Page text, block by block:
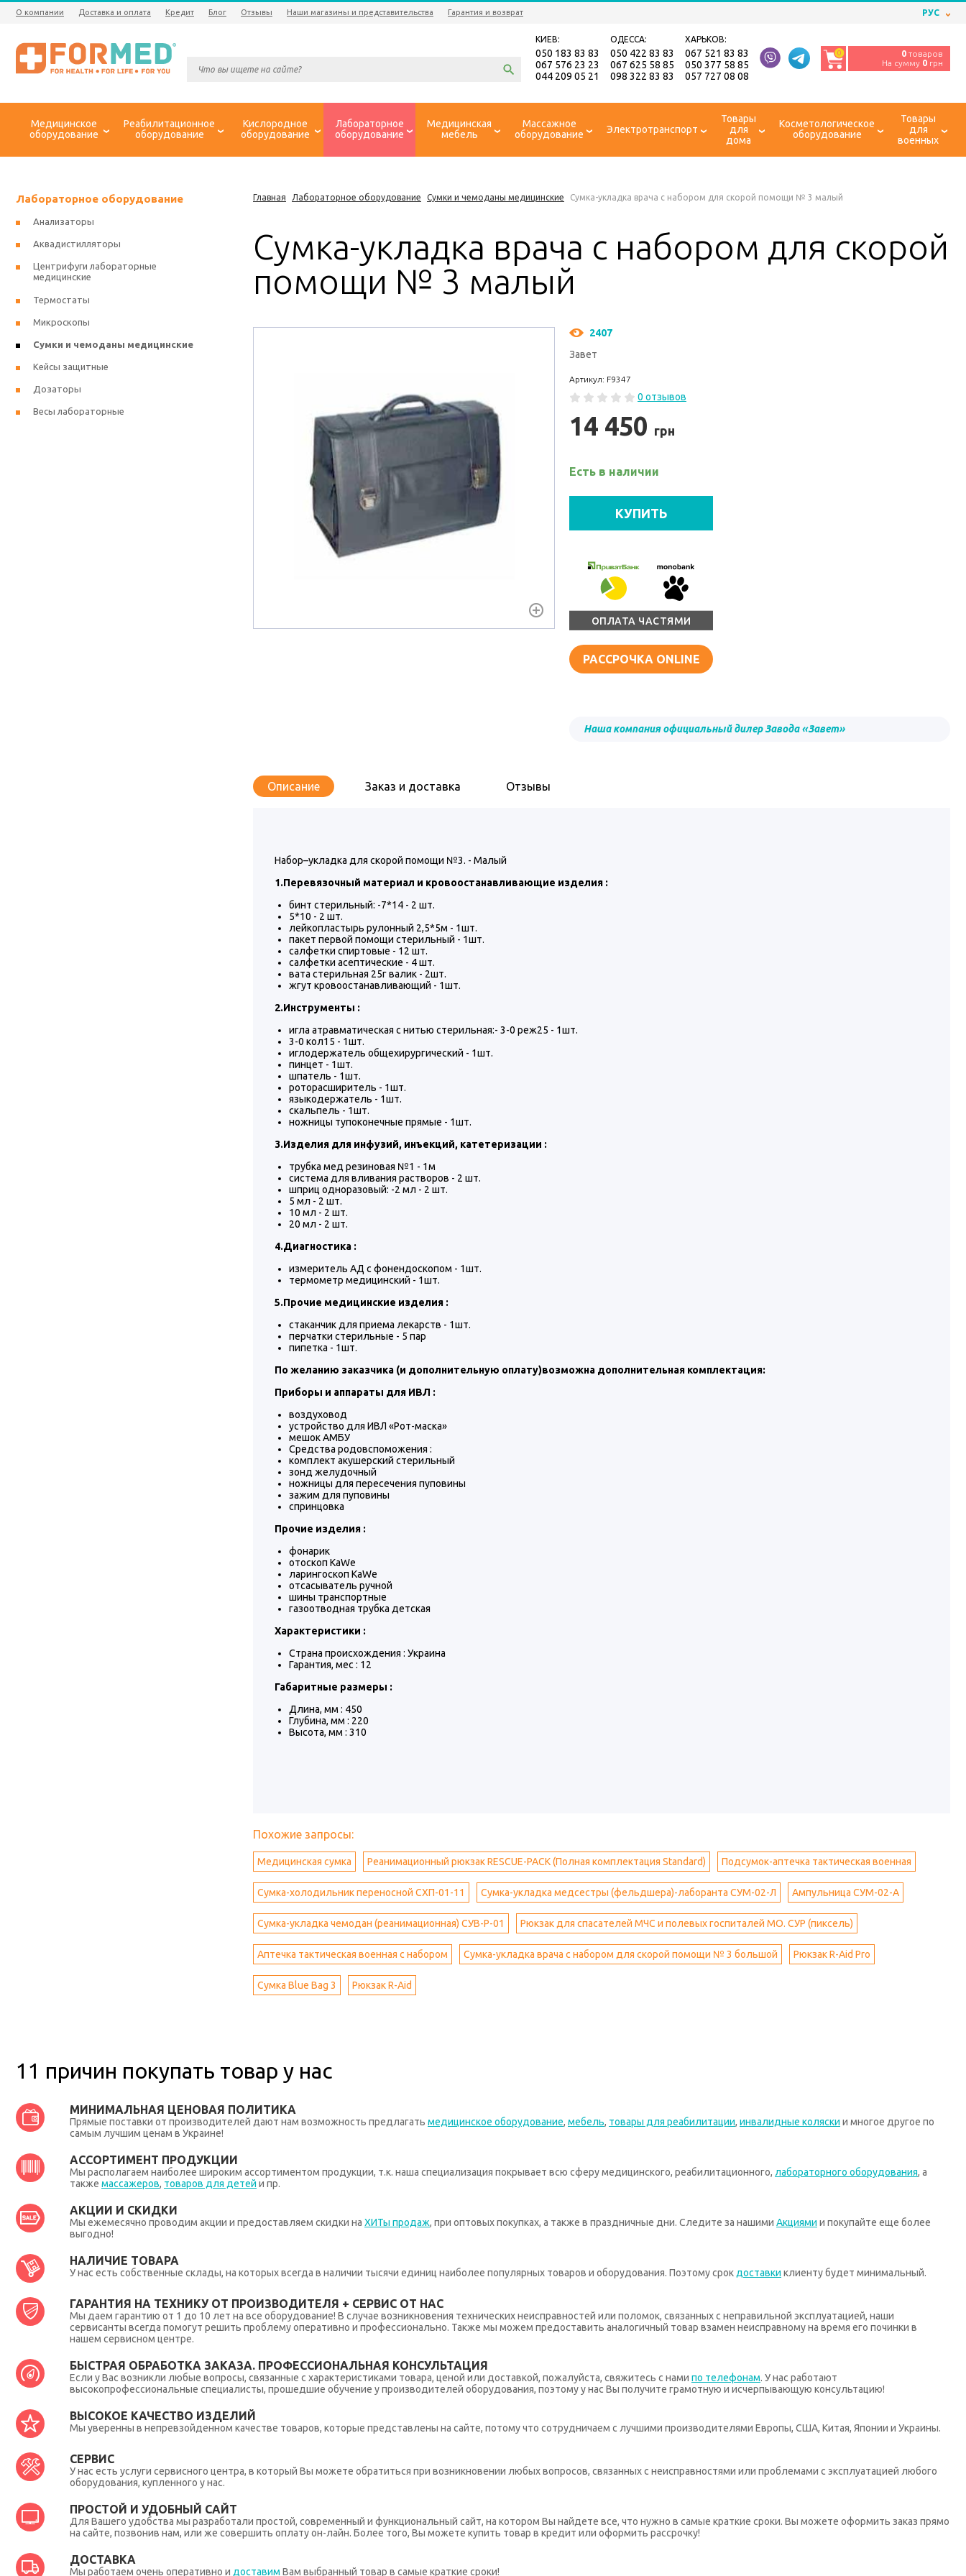
О компании Доставка и оплата Кредит Блог Отзывы Наши магазины и представительства Гарантия и возврат РУС
КИЕВ:
050 183 83 83
067 576 23 23
044 209 05 21
ОДЕССА:
050 422 83 83
067 625 58 85
098 322 83 83
ХАРЬКОВ:
067 521 83 83
050 377 58 85
057 727 08 08
0 0 товаров
На сумму 0 грн
Медицинское
оборудование
Реабилитационное
оборудование
Кислородное
оборудование
Лабораторное
оборудование
Медицинская
мебель
Массажное
оборудование
Электротранспорт
Товары
для
дома
Косметологическое
оборудование
Товары
для
военных
Главная Лабораторное оборудование Сумки и чемоданы медицинские Сумка-укладка врача с набором для скорой помощи № 3 малый
Сумка-укладка врача с набором для скорой
помощи № 3 малый
2407
Завет
Артикул: F9347
0 отзывов
14 450 грн
Есть в наличии
КУПИТЬ
ОПЛАТА ЧАСТЯМИ
РАССРОЧКА ONLINE
Наша компания официальный дилер Завода «Завет»
Описание Заказ и доставка Отзывы
Набор–укладка для скорой помощи №3. - Малый
1.Перевязочный материал и кровоостанавливающие изделия :
бинт стерильный: -7*14 - 2 шт.
5*10 - 2 шт.
лейкопластырь рулонный 2,5*5м - 1шт.
пакет первой помощи стерильный - 1шт.
салфетки спиртовые - 12 шт.
салфетки асептические - 4 шт.
вата стерильная 25г валик - 2шт.
жгут кровоостанавливающий - 1шт.
2.Инструменты :
игла атравматическая с нитью стерильная:- 3-0 реж25 - 1шт.
3-0 кол15 - 1шт.
иглодержатель общехирургический - 1шт.
пинцет - 1шт.
шпатель - 1шт.
роторасширитель - 1шт.
языкодержатель - 1шт.
скальпель - 1шт.
ножницы тупоконечные прямые - 1шт.
3.Изделия для инфузий, инъекций, катетеризации :
трубка мед резиновая №1 - 1м
система для вливания растворов - 2 шт.
шприц одноразовый: -2 мл - 2 шт.
5 мл - 2 шт.
10 мл - 2 шт.
20 мл - 2 шт.
4.Диагностика :
измеритель АД с фонендоскопом - 1шт.
термометр медицинский - 1шт.
5.Прочие медицинские изделия :
стаканчик для приема лекарств - 1шт.
перчатки стерильные - 5 пар
пипетка - 1шт.
По желанию заказчика (и дополнительную оплату)возможна дополнительная комплектация:
Приборы и аппараты для ИВЛ :
воздуховод
устройство для ИВЛ «Рот-маска»
мешок АМБУ
Средства родовспоможения :
комплект акушерский стерильный
зонд желудочный
ножницы для пересечения пуповины
зажим для пуповины
спринцовка
Прочие изделия :
фонарик
отоскоп KaWe
ларингоскоп KaWe
отсасыватель ручной
шины транспортные
газоотводная трубка детская
Характеристики :
Страна происхождения : Украина
Гарантия, мес : 12
Габаритные размеры :
Длина, мм : 450
Глубина, мм : 220
Высота, мм : 310
Похожие запросы:
Медицинская сумка Реанимационный рюкзак RESCUE-PACK (Полная комплектация Standard) Подсумок-аптечка тактическая военная
Сумка-холодильник переносной СХП-01-11 Сумка-укладка медсестры (фельдшера)-лаборанта СУМ-02-Л Ампульница СУМ-02-А
Сумка-укладка чемодан (реанимационная) СУВ-Р-01 Рюкзак для спасателей МЧС и полевых госпиталей МО. СУР (пиксель)
Аптечка тактическая военная с набором Сумка-укладка врача с набором для скорой помощи № 3 большой Рюкзак R-Aid Pro
Сумка Blue Bag 3 Рюкзак R-Aid
Лабораторное оборудование
Анализаторы
Аквадистилляторы
Центрифуги лабораторные
медицинские
Термостаты
Микроскопы
Сумки и чемоданы медицинские
Кейсы защитные
Дозаторы
Весы лабораторные
11 причин покупать товар у нас
МИНИМАЛЬНАЯ ЦЕНОВАЯ ПОЛИТИКА
Прямые поставки от производителей дают нам возможность предлагать медицинское оборудование, мебель, товары для реабилитации, инвалидные коляски и многое другое по
самым лучшим ценам в Украине!
АССОРТИМЕНТ ПРОДУКЦИИ
Мы располагаем наиболее широким ассортиментом продукции, т.к. наша специализация покрывает всю сферу медицинского, реабилитационного, лабораторного оборудования, а
также массажеров, товаров для детей и пр.
АКЦИИ И СКИДКИ
Мы ежемесячно проводим акции и предоставляем скидки на ХИТы продаж, при оптовых покупках, а также в праздничные дни. Следите за нашими Акциями и покупайте еще более
выгодно!
НАЛИЧИЕ ТОВАРА
У нас есть собственные склады, на которых всегда в наличии тысячи единиц наиболее популярных товаров и оборудования. Поэтому срокдоставки клиенту будет минимальный.
ГАРАНТИЯ НА ТЕХНИКУ ОТ ПРОИЗВОДИТЕЛЯ + СЕРВИС ОТ НАС
Мы даем гарантию от 1 до 10 лет на все оборудование! В случае возникновения технических неисправностей или поломок, связанных с неправильной эксплуатацией, наши
сервисанты всегда помогут решить проблему оперативно и профессионально. Также мы можем предоставить аналогичный товар взамен неисправному на время его починки в
нашем сервисном центре.
БЫСТРАЯ ОБРАБОТКА ЗАКАЗА. ПРОФЕССИОНАЛЬНАЯ КОНСУЛЬТАЦИЯ
Если у Вас возникли любые вопросы, связанные с характеристиками товара, ценой или доставкой, пожалуйста, свяжитесь с нами по телефонам. У нас работают
высокопрофессиональные специалисты, прошедшие обучение у производителей оборудования, поэтому у нас Вы получите грамотную и исчерпывающую консультацию!
ВЫСОКОЕ КАЧЕСТВО ИЗДЕЛИЙ
Мы уверенны в непревзойденном качестве товаров, которые представлены на сайте, потому что сотрудничаем с лучшими производителями Европы, США, Китая, Японии и Украины.
СЕРВИС
У нас есть услуги сервисного центра, в который Вы можете обратиться при возникновении любых вопросов, связанных с неисправностями или проблемами с эксплуатацией любого
оборудования, купленного у нас.
ПРОСТОЙ И УДОБНЫЙ САЙТ
Для Вашего удобства мы разработали простой, современный и функциональный сайт, на котором Вы найдете все, что нужно в самые краткие сроки. Вы можете оформить заказ прямо
на сайте, позвонив нам, или же совершить оплату он-лайн. Более того, Вы можете купить товар в кредит или оформить рассрочку!
ДОСТАВКА
Мы работаем очень оперативно и доставим Вам выбранный товар в самые краткие сроки!